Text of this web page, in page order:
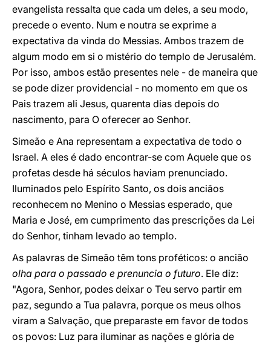
evangelista ressalta que cada um deles, a seu modo,
precede o evento. Num e noutra se exprime a
expectativa da vinda do Messias. Ambos trazem de
algum modo em si o mistério do templo de Jerusalém.
Por isso, ambos estão presentes nele - de maneira que
se pode dizer providencial - no momento em que os
Pais trazem ali Jesus, quarenta dias depois do
nascimento, para O oferecer ao Senhor.
Simeão e Ana representam a expectativa de todo o
Israel. A eles é dado encontrar-se com Aquele que os
profetas desde há séculos haviam prenunciado.
Iluminados pelo Espírito Santo, os dois anciãos
reconhecem no Menino o Messias esperado, que
Maria e José, em cumprimento das prescrições da Lei
do Senhor, tinham levado ao templo.
As palavras de Simeão têm tons proféticos: o ancião
olha para o passado e prenuncia o futuro. Ele diz:
"Agora, Senhor, podes deixar o Teu servo partir em
paz, segundo a Tua palavra, porque os meus olhos
viram a Salvação, que preparaste em favor de todos
os povos: Luz para iluminar as nações e glória de